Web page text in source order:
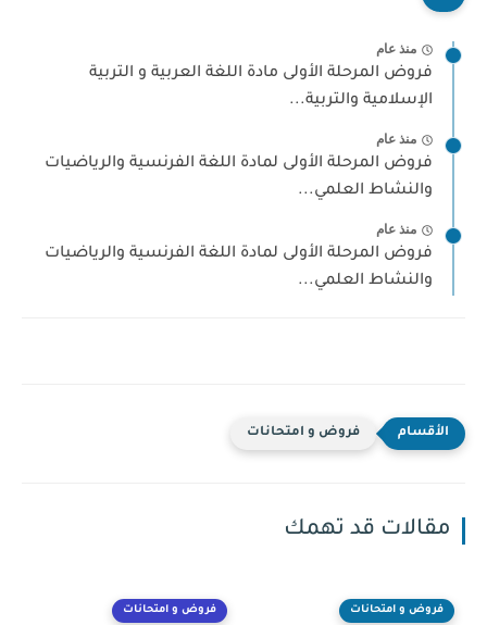
منذ عام
فروض المرحلة الأولى مادة اللغة العربية و التربية
الإسلامية والتربية...
منذ عام
فروض المرحلة الأولى لمادة اللغة الفرنسية والرياضيات
والنشاط العلمي...
منذ عام
فروض المرحلة الأولى لمادة اللغة الفرنسية والرياضيات
والنشاط العلمي...
فروض و امتحانات
مقالات قد تهمك
فروض و امتحانات فروض و امتحانات